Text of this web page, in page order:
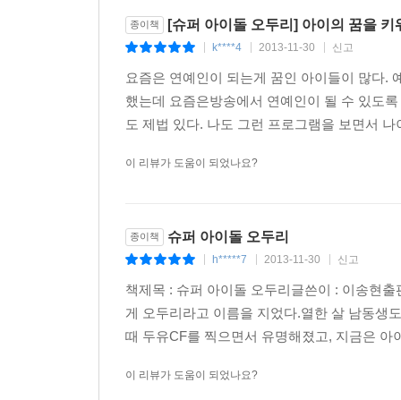
종이책 [슈퍼 아이돌 오두리] 아이의 꿈을 키
k****4 2013-11-30 신고
요즘은 연예인이 되는게 꿈인 아이들이 많다.
했는데 요즘은방송에서 연예인이 될 수 있도
도 제법 있다. 나도 그런 프로그램을 보면서
이 리뷰가 도움이 되었나요?
종이책 슈퍼 아이돌 오두리
h*****7 2013-11-30 신고
책제목 : 슈퍼 아이돌 오두리글쓴이 : 이송현
게 오두리라고 이름을 지었다.열한 살 남동생
때 두유CF를 찍으면서 유명해졌고, 지금은
이 리뷰가 도움이 되었나요?